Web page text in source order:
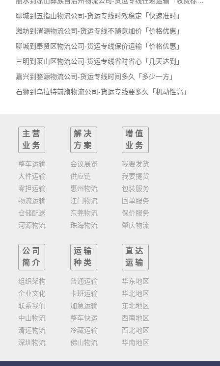
聊城到五指山物流公司-货运专线时效稳定「快速准时」
潍坊到渭源物流公司-货运专线不随意加价「价格优惠」
聊城到奉贤区物流公司-货运专线保价运输「价格优惠」
三明到莱山区物流公司-货运专线省时省心「几天达到」
嘉兴到婺源物流公司-货运专线时间多久「多少一方」
石狮到乌拉特前旗物流公司-货运专线要多久「机动性高」
主营
业务
整车运输
大件运输
零担运输
物流运输
仓储配送
河源物流
解决
方案
会议展览
供应链
惠州物流
江门物流
东莞物流
珠海物流
增值
业务
我要发货
我要提货
包装服务
回单服务
保价服务
肇庆物流
公司
简介
组织架构
企业文化
联系我们
中山物流
清远物流
深圳物流
运输
种类
普通运输
卡班运输
加急运输
整车快运
冷藏运输
佛山物流
直达
运输
华东地区
华北地区
东北地区
西南地区
西北地区
华南地区